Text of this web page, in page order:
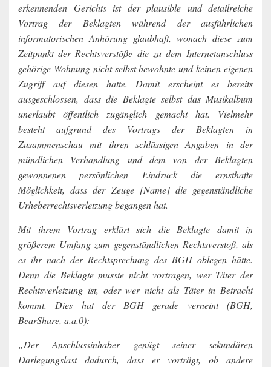
erkennenden Gerichts ist der plausible und detailreiche
Vortrag der Beklagten während der ausführlichen
informatorischen Anhörung glaubhaft, wonach diese zum
Zeitpunkt der Rechtsverstöße die zu dem Internetanschluss
gehörige Wohnung nicht selbst bewohnte und keinen eigenen
Zugriff auf diesen hatte. Damit erscheint es bereits
ausgeschlossen, dass die Beklagte selbst das Musikalbum
unerlaubt öffentlich zugänglich gemacht hat. Vielmehr
besteht aufgrund des Vortrags der Beklagten in
Zusammenschau mit ihren schlüssigen Angaben in der
mündlichen Verhandlung und dem von der Beklagten
gewonnenen persönlichen Eindruck die ernsthafte
Möglichkeit, dass der Zeuge [Name] die gegenständliche
Urheberrechtsverletzung begangen hat.
Mit ihrem Vortrag erklärt sich die Beklagte damit in
größerem Umfang zum gegenständlichen Rechtsverstoß, als
es ihr nach der Rechtsprechung des BGH oblegen hätte.
Denn die Beklagte musste nicht vortragen, wer Täter der
Rechtsverletzung ist, oder wer nicht als Täter in Betracht
kommt. Dies hat der BGH gerade verneint (BGH,
BearShare, a.a.0):
„Der Anschlussinhaber genügt seiner sekundären
Darlegungslast dadurch, dass er vorträgt, ob andere